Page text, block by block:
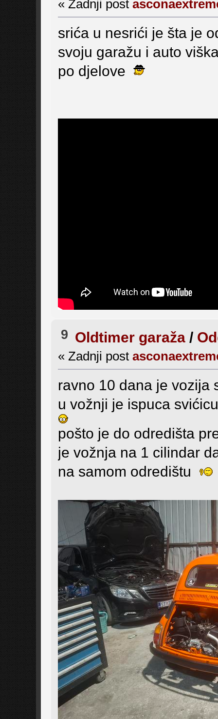
« Zadnji post
srića u nesrići je šta je
svoju garažu i auto
po djelove
9 Oldtimer garaža/
« Zadnji post
ravno 10 dana je vozija
u vožnji je ispuca
pošto je do odredišta
je vožnja na 1 cilindar
na samom odredištu